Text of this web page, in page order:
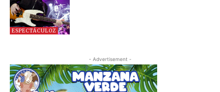
ESPECTÁCULOZ
- Advertisement -